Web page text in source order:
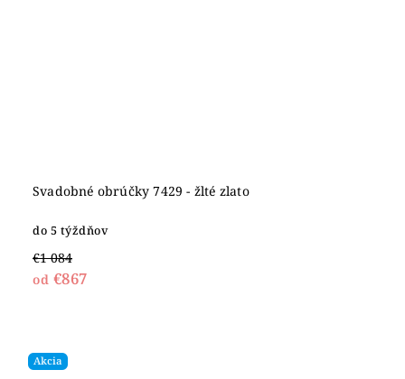
Svadobné obrúčky 7429 - žlté zlato
do 5 týždňov
€1 084
od €867
Akcia